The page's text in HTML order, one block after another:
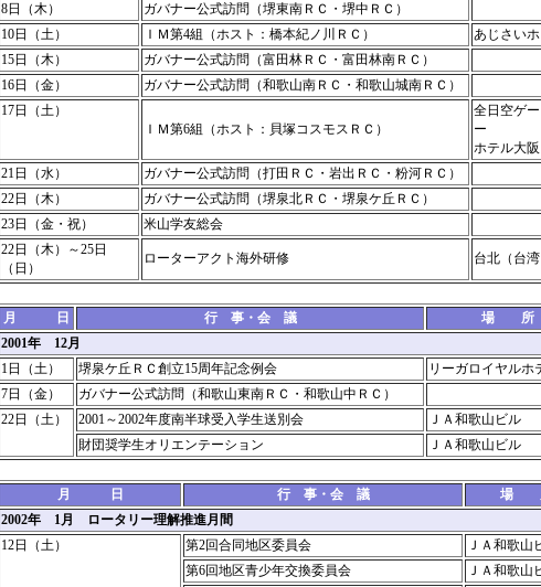
8日（木）
ガバナー公式訪問（堺東南ＲＣ・堺中ＲＣ）
10日（土）
ＩＭ第4組（ホスト：橋本紀ノ川ＲＣ）
あじさい
15日（木）
ガバナー公式訪問（富田林ＲＣ・富田林南ＲＣ）
16日（金）
ガバナー公式訪問（和歌山南ＲＣ・和歌山城南ＲＣ）
17日（土）
ＩＭ第6組（ホスト：貝塚コスモスＲＣ）
全日空ゲ
ー
ホテル大
21日（水）
ガバナー公式訪問（打田ＲＣ・岩出ＲＣ・粉河ＲＣ）
22日（木）
ガバナー公式訪問（堺泉北ＲＣ・堺泉ケ丘ＲＣ）
23日（金・祝）
米山学友総会
22日（木）～25日
（日）
ローターアクト海外研修 台北（台
月 日 行 事・会 議
場 所
2001年 12月
1日（土）
堺泉ケ丘ＲＣ創立15周年記念例会
リーガロイヤルホ
7日（金）
ガバナー公式訪問（和歌山東南ＲＣ・和歌山中ＲＣ）
22日（土）
2001～2002年度南半球受入学生送別会
ＪＡ和歌山ビル
財団奨学生オリエンテーション
ＪＡ和歌山ビル
月 日 行 事・会 議
場
2002年 1月 ロータリー理解推進月間
12日（土）
第2回合同地区委員会
ＪＡ和歌山
第6回地区青少年交換委員会
ＪＡ和歌